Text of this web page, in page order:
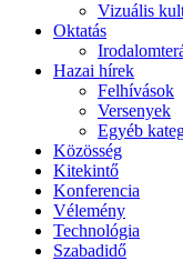
Vizuális
Oktatás
Hazai hírek
Felhívások
Versenyek
Egyéb
Közösség
Kitekintő
Konferencia
Vélemény
Technológia
Szabadidő